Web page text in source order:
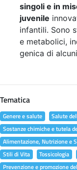
singoli e in
juvenile
infantili. Sono
e metabolici,
genica di
Tematica
Genere e salute
Salute
Sostanze chimiche e tutela
Alimentazione, Nutrizione e
Stili di Vita
Tossicologia
Prevenzione e promozione